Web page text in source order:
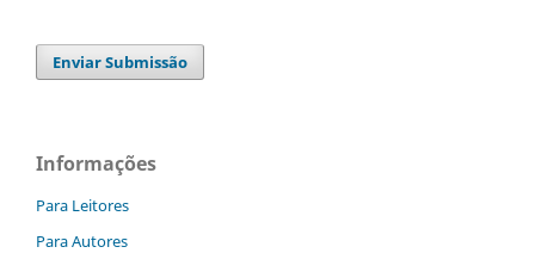
Enviar Submissão
Informações
Para Leitores
Para Autores